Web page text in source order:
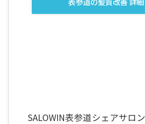
SALOWIN表参道シェアサロン